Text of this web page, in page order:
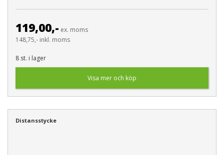
119,00,- ex. moms
148,75,- inkl. moms
8 st. i lager
Visa mer och köp
Distansstycke